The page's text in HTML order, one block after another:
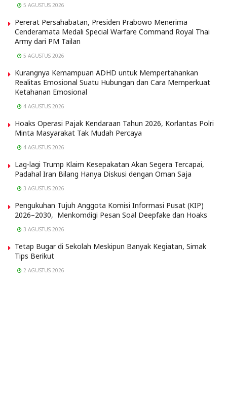
5 AGUSTUS 2026
Pererat Persahabatan, Presiden Prabowo Menerima
Cenderamata Medali Special Warfare Command Royal Thai
Army dari PM Tailan
5 AGUSTUS 2026
Kurangnya Kemampuan ADHD untuk Mempertahankan
Realitas Emosional Suatu Hubungan dan Cara Memperkuat
Ketahanan Emosional
4 AGUSTUS 2026
Hoaks Operasi Pajak Kendaraan Tahun 2026, Korlantas Polri
Minta Masyarakat Tak Mudah Percaya
4 AGUSTUS 2026
Lag-lagi Trump Klaim Kesepakatan Akan Segera Tercapai,
Padahal Iran Bilang Hanya Diskusi dengan Oman Saja
3 AGUSTUS 2026
Pengukuhan Tujuh Anggota Komisi Informasi Pusat (KIP)
2026–2030, Menkomdigi Pesan Soal Deepfake dan Hoaks
3 AGUSTUS 2026
Tetap Bugar di Sekolah Meskipun Banyak Kegiatan, Simak
Tips Berikut
2 AGUSTUS 2026